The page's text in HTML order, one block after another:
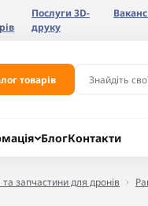
Послуги 3D-
друку
товарів
БлогКонтакти
запчастини для дронів